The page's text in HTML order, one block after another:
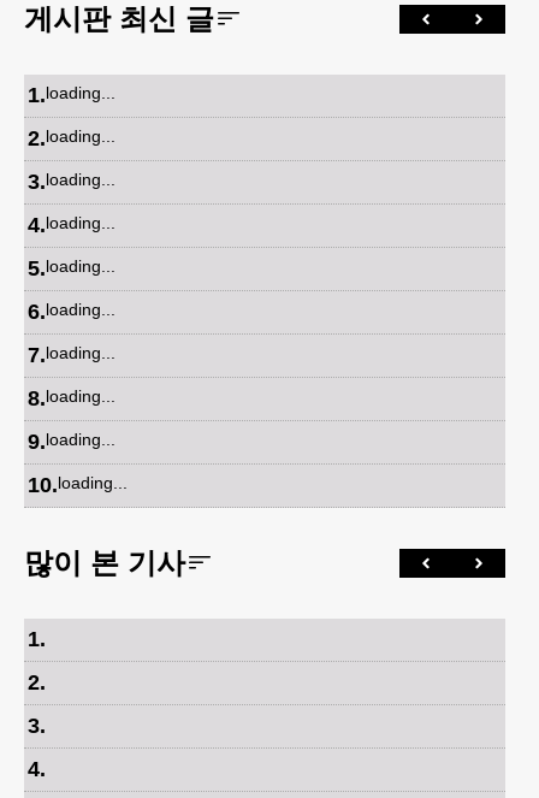
게시판 최신 글
1.loading...
2.loading...
3.loading...
4.loading...
5.loading...
6.loading...
7.loading...
8.loading...
9.loading...
10.loading...
많이 본 기사
1.
2.
3.
4.